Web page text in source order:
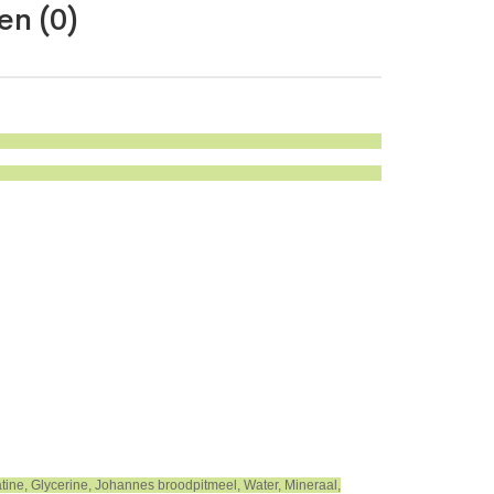
(0)
Glycerine, Johannes broodpitmeel, Water, Mineraal,